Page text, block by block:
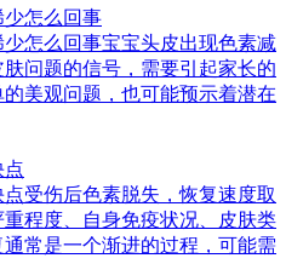
怎么回事
怎么回事宝宝头皮出现色素减
问题的信号，需要引起家长的
美观问题，也可能预示着潜在
点
受伤后色素脱失，恢复速度取
程度、自身免疫状况、皮肤类
常是一个渐进的过程，可能需